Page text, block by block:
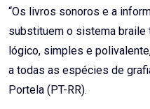
“Os livros sonoros e a
substituem o sistema braile
lógico, simples e
a todas as espécies de
Portela (PT-RR).